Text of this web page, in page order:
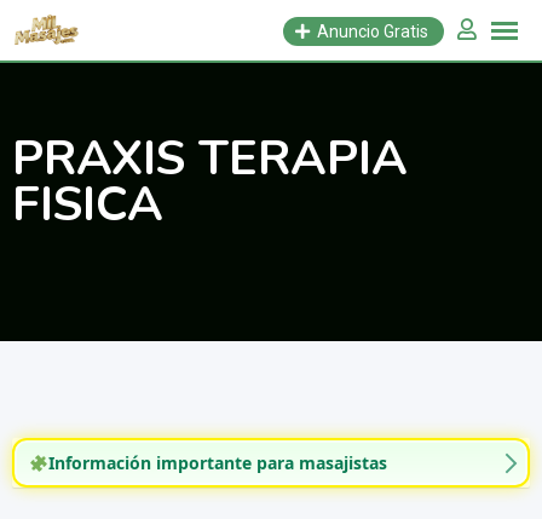
Saltar
Anuncio Gratis
PRAXIS TERAPIA
FISICA
Información importante para masajistas